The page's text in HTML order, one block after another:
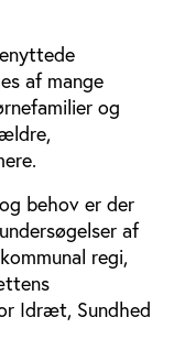
af mange
og
behov er der
af
regi,
Idræt, Sundhed